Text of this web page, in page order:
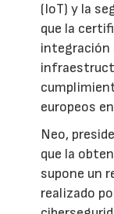
(IoT) y la
que la
integración
europeos
Neo,
que la
supone un
realizado